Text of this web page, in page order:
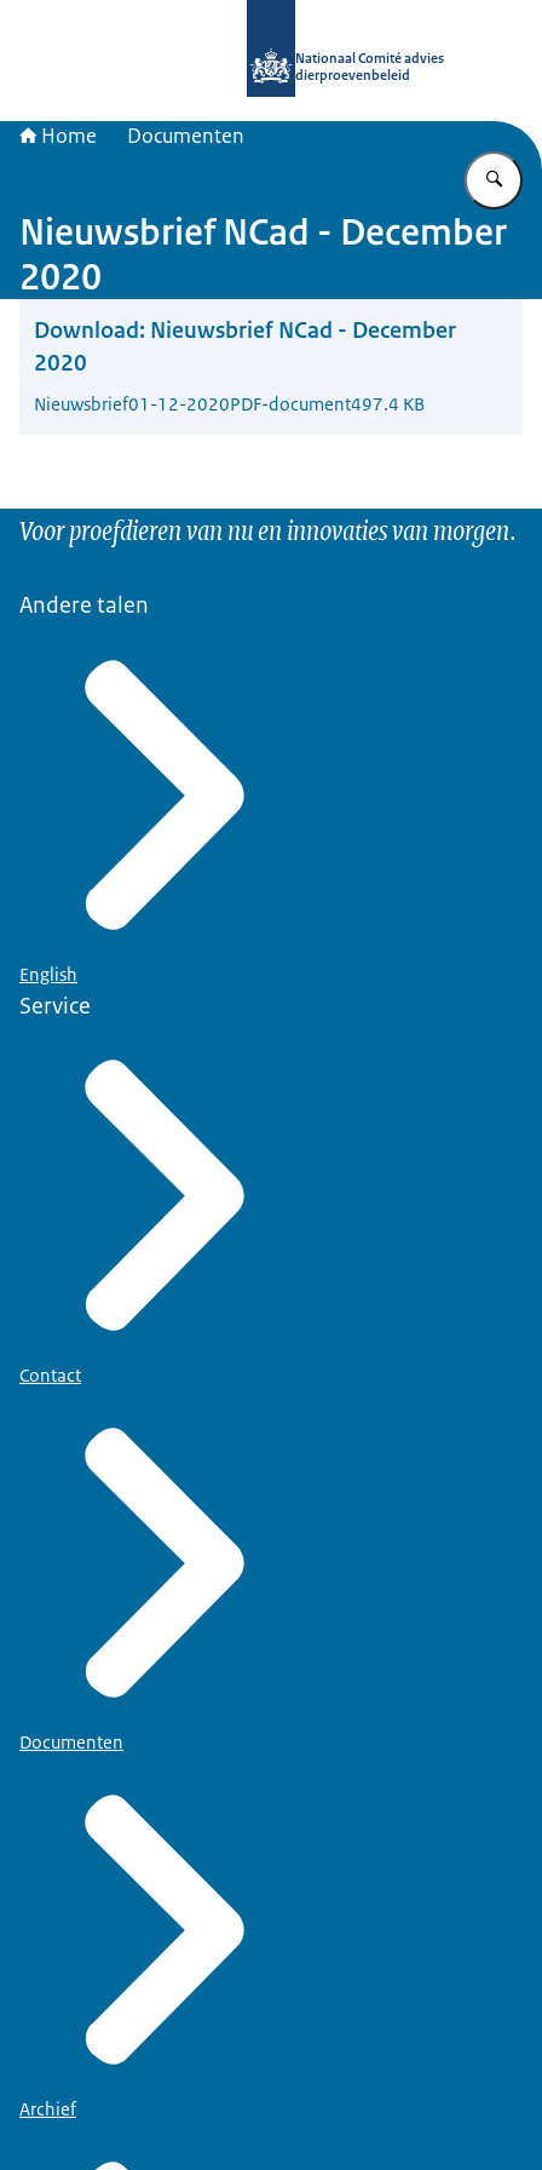
Nationaal Comité advies
dierproevenbeleid
Home Documenten
Nieuwsbrief NCad - December
2020
Download: Nieuwsbrief NCad - December
2020
Nieuwsbrief01-12-2020PDF-document497.4 KB
Voor proefdieren van nu en innovaties van morgen.
Andere talen
English
Service
Contact
Documenten
Archief